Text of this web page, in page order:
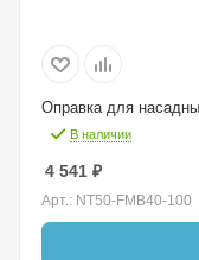
Оправка для
В наличии
4 541 ₽
Арт.: NT50-FMB40-100